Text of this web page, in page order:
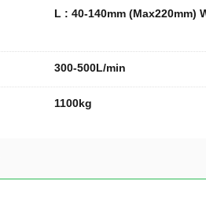
L : 40-140mm (Max220mm)
300-500L/min
1100kg